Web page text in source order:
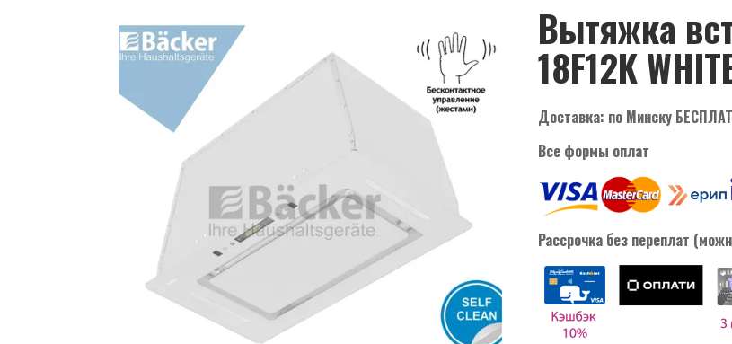
Вытяжка
18F12K
Доставка: по Минску
Все формы оплат
Рассрочка без переплат